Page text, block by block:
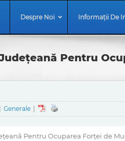
Despre Noi Informații De
Pentru
Generale
Pentru Ocuparea Forței de